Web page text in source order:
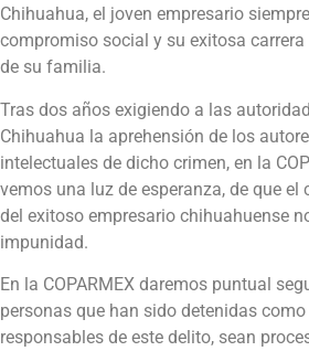
Chihuahua, el joven empresario
compromiso social y su exitosa
de su familia.
Tras dos años exigiendo a las
Chihuahua la aprehensión de los
intelectuales de dicho crimen, en la
vemos una luz de esperanza, de que
del exitoso empresario chihuahuense
impunidad.
En la COPARMEX daremos puntual
personas que han sido detenidas
responsables de este delito, sean